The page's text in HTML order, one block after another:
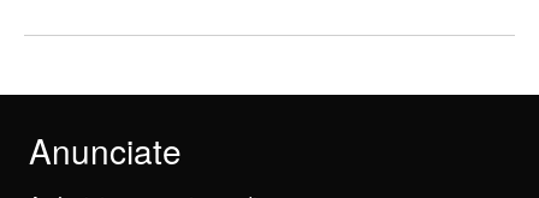
Anunciate